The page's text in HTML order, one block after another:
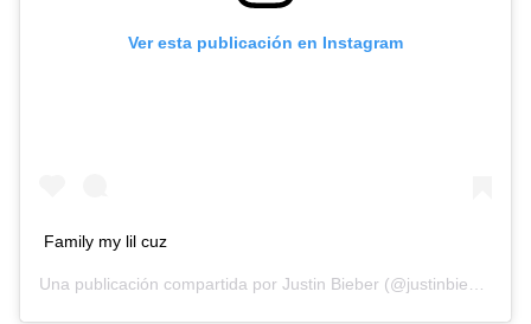
Ver esta publicación en Instagram
Family my lil cuz
Una publicación compartida por Justin Bieber (@justinbieber) el